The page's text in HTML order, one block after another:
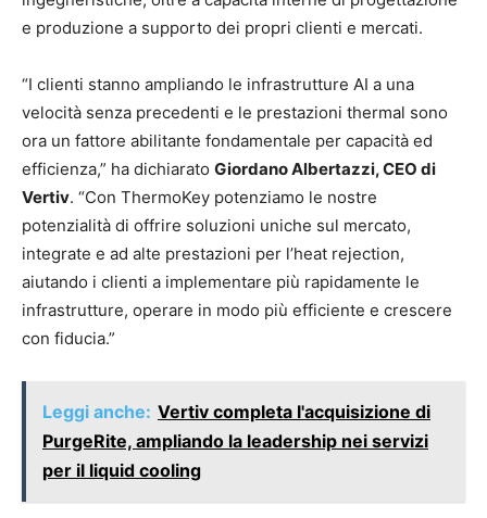
e produzione a supporto dei propri clienti e mercati.
“I clienti stanno ampliando le infrastrutture AI a una
velocità senza precedenti e le prestazioni thermal sono
ora un fattore abilitante fondamentale per capacità ed
efficienza,” ha dichiarato Giordano Albertazzi, CEO di
Vertiv. “Con ThermoKey potenziamo le nostre
potenzialità di offrire soluzioni uniche sul mercato,
integrate e ad alte prestazioni per l’heat rejection,
aiutando i clienti a implementare più rapidamente le
infrastrutture, operare in modo più efficiente e crescere
con fiducia.”
Leggi anche: Vertiv completa l'acquisizione di
PurgeRite, ampliando la leadership nei servizi
per il liquid cooling